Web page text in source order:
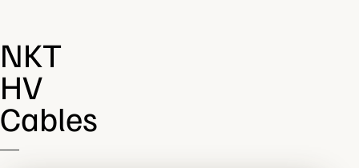
NKT
HV
Cables